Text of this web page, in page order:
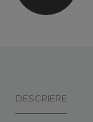
DESCRIERE